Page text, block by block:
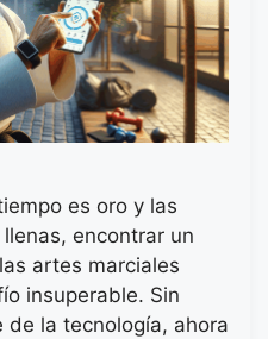
es oro y las
encontrar un
artes marciales
insuperable. Sin
de la tecnología, ahora